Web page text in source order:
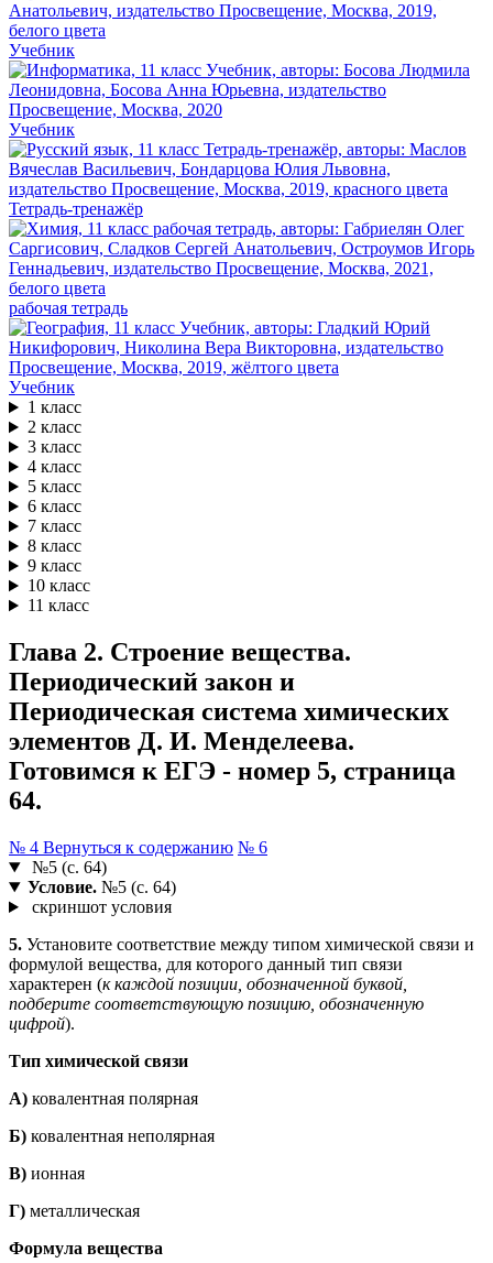
Учебник
Учебник
Тетрадь-тренажёр
рабочая тетрадь
Учебник
1 класс
2 класс
3 класс
4 класс
5 класс
6 класс
7 класс
8 класс
9 класс
10 класс
11 класс
Глава 2. Строение вещества.
Периодический закон и
Периодическая система химических
элементов Д. И. Менделеева.
Готовимся к ЕГЭ - номер 5, страница
64.
№ 4 Вернуться к содержанию № 6
№5 (с. 64)
Условие.№5 (с. 64)
скриншот условия
5. Установите соответствие между типом химической связи и
формулой вещества, для которого данный тип связи
характерен (к каждой позиции, обозначенной буквой,
подберите соответствующую позицию, обозначенную
цифрой).
Тип химической связи
А) ковалентная полярная
Б) ковалентная неполярная
В) ионная
Г) металлическая
Формула вещества